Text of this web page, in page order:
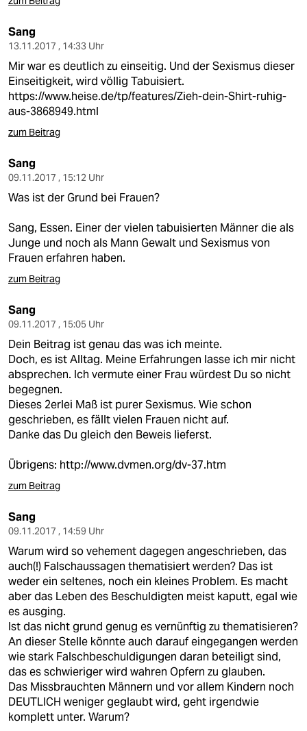
Sang
13.11.2017 , 14:33 Uhr
Mir war es deutlich zu einseitig. Und der Sexismus dieser
Einseitigkeit, wird völlig Tabuisiert.
https://www.heise.de/tp/features/Zieh-dein-Shirt-ruhig-
aus-3868949.html
zum Beitrag
Sang
09.11.2017 , 15:12 Uhr
Was ist der Grund bei Frauen?
Sang, Essen. Einer der vielen tabuisierten Männer die als
Junge und noch als Mann Gewalt und Sexismus von
Frauen erfahren haben.
zum Beitrag
Sang
09.11.2017 , 15:05 Uhr
Dein Beitrag ist genau das was ich meinte.
Doch, es ist Alltag. Meine Erfahrungen lasse ich mir nicht
absprechen. Ich vermute einer Frau würdest Du so nicht
begegnen.
Dieses 2erlei Maß ist purer Sexismus. Wie schon
geschrieben, es fällt vielen Frauen nicht auf.
Danke das Du gleich den Beweis lieferst.
Übrigens: http://www.dvmen.org/dv-37.htm
zum Beitrag
Sang
09.11.2017 , 14:59 Uhr
Warum wird so vehement dagegen angeschrieben, das
auch(!) Falschaussagen thematisiert werden? Das ist
weder ein seltenes, noch ein kleines Problem. Es macht
aber das Leben des Beschuldigten meist kaputt, egal wie
es ausging.
Ist das nicht grund genug es vernünftig zu thematisieren?
An dieser Stelle könnte auch darauf eingegangen werden
wie stark Falschbeschuldigungen daran beteiligt sind,
das es schwieriger wird wahren Opfern zu glauben.
Das Missbrauchten Männern und vor allem Kindern noch
DEUTLICH weniger geglaubt wird, geht irgendwie
komplett unter. Warum?